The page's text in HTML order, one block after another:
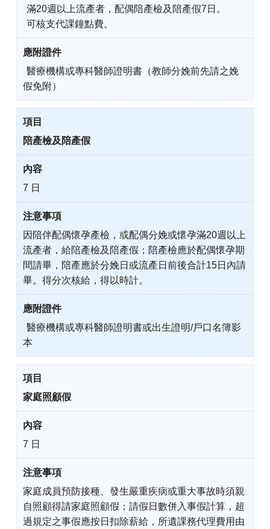
滿20週以上流產者，配偶陪產檢及陪產假7日。
可核支代課鐘點費。
醫療機構或專科醫師證明書（教師分娩前先請之娩
假免附）
陪產檢及陪產假
7 日
因陪伴配偶懷孕產檢，或配偶分娩或懷孕滿20週以上
流產者，給陪產檢及陪產假；陪產檢應於配偶懷孕期
間請畢，陪產應於分娩日或流產日前後合計15日內請
畢。得分次核給，得以時計。
醫療機構或專科醫師證明書或出生證明/戶口名簿影
本
家庭照顧假
7 日
家庭成員預防接種、發生嚴重疾病或重大事故時須親
自照顧得請家庭照顧假；請假日數併入事假計算，超
過規定之事假應按日扣除薪給，所遺課務代理費用由